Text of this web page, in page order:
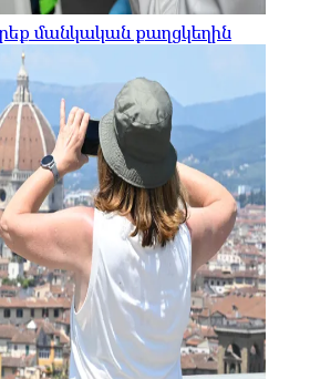
մանկական քաղցկեղին